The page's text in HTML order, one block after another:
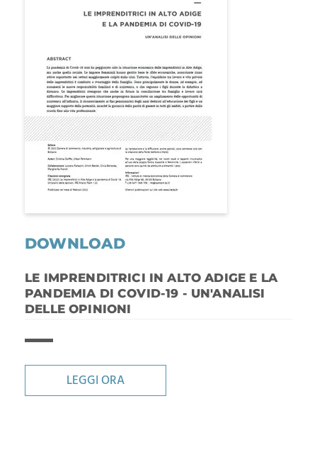
DOWNLOAD
LE IMPRENDITRICI IN ALTO ADIGE E LA
PANDEMIA DI COVID-19 - UN'ANALISI
DELLE OPINIONI
LEGGI ORA